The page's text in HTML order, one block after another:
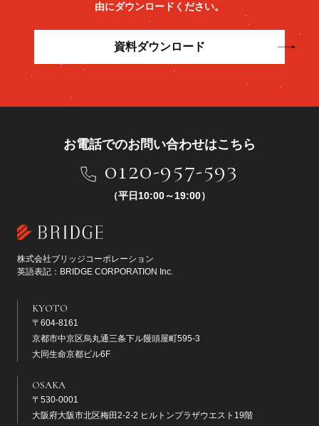
由にダウンロードください。
資料ダウンロード
お電話でのお問い合わせはこちら
0120-957-593
（平日10:00～19:00）
株式会社ブリッジコーポレーション
英語表記：BRIDGE CORPORATION Inc.
KYOTO
〒604-8161
京都市中京区烏丸通三条下ル饅頭屋町595-3
大同生命京都ビル6F
OSAKA
〒530-0001
大阪府大阪市北区梅田2-2-2 ヒルトンプラザウエスト19階